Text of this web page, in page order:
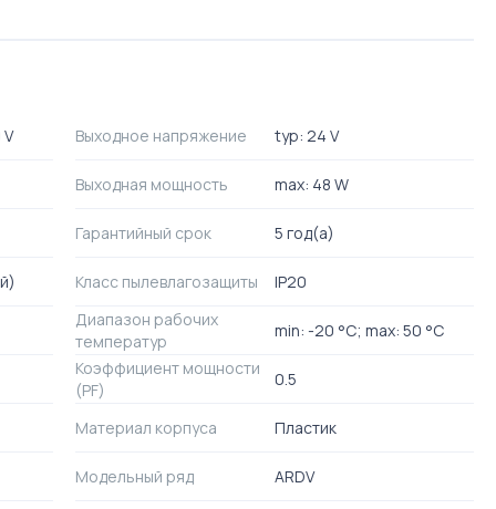
Выходное напряжение typ: 24 V
Выходная мощность max: 48 W
Гарантийный срок 5 год(а)
Класс пылевлагозащиты
IP20
Диапазон рабочих
температур
min: -20 °C; max: 50 °C
Коэффициент мощности
(PF)
0.5
Материал корпуса Пластик
Модельный ряд ARDV